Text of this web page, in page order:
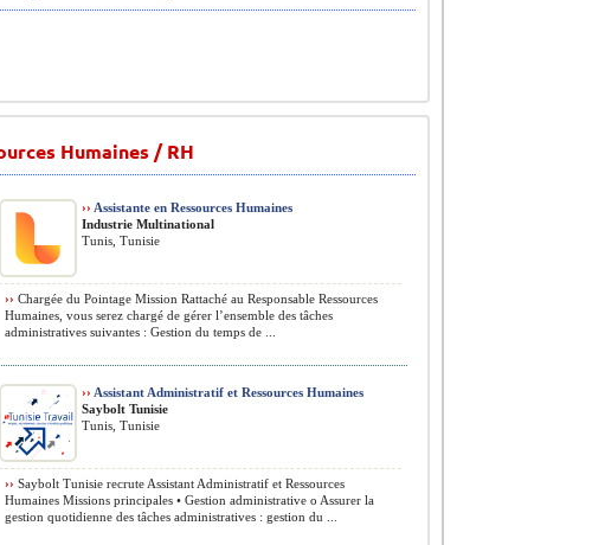
Humaines / RH
›› Assistante en Ressources Humaines
Industrie Multinational
Tunis, Tunisie
›› Chargée du Pointage Mission Rattaché au Responsable Ressources
Humaines, vous serez chargé de gérer l’ensemble des tâches
administratives suivantes : Gestion du temps de ...
›› Assistant Administratif et Ressources Humaines
Saybolt Tunisie
Tunis, Tunisie
›› Saybolt Tunisie recrute Assistant Administratif et Ressources
Humaines Missions principales • Gestion administrative o Assurer la
gestion quotidienne des tâches administratives : gestion du ...